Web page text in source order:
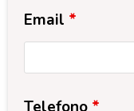
Email *
Telefono *